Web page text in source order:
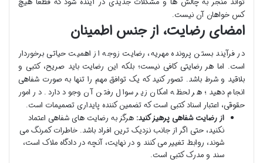
کس خواهان آن نیست.
امضای رضایت، از جنس اطمینان
در فرآیند بستن پرونده مهریه، رضایت زوجه از اهمیت حیاتی برخوردار
است. اما هر رضایتی کافی نیست؛ بلکه این رضایت باید صریح، کتبی و
بلاقید و شرط باشد. تصور کنید که یک توافق مهم را تنها به صورت شفاهی
انجام دهید؛ هر لحظه امکان زیر سوال رفتن آن وجود دارد. در امور
حقوقی، اعتبار اسناد کتبی است که تضمین کننده پایداری تصمیمات است.
از رضایت شفاهی پرهیز کنید: هرگز به رضایت های شفاهی اعتماد
نکنید، حتی اگر از جانب نزدیک ترین افراد باشد. خاطرات کمرنگ می
شوند، روابط تغییر می کنند و در نهایت، آنچه در دادگاه ملاک است،
سند و مدرک کتبی است.